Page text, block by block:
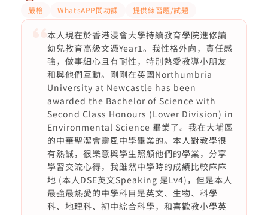
嚴格 WhatsAPP問功課 提供練習題/試題
本人現在於香港浸會大學持續教育學院進修讀
幼兒教育高級文憑Year1。我性格外向，責任感
強，做事細心且有耐性，特別熱愛教導小朋友
和與他們互動。剛剛在英國Northumbria
University at Newcastle has been
awarded the Bachelor of Science with
Second Class Honours (Lower Division) in
Environmental Science 畢業了。我在大埔區
的中華聖潔會靈風中學畢業的。本人對教學很
有熱誠，很樂意與學生照顧他們的學業，分享
學習交流心得，我雖然中學時的成績比較麻麻
地 (本人DSE英文Speaking 是Lv4)，但是本人
最強最熱愛的中學科目是英文、生物、科學
科、地理科、初中綜合科學，和喜歡教小學英